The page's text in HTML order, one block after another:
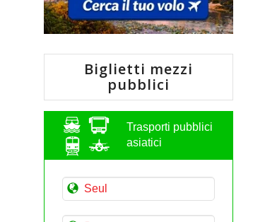
Biglietti mezzi
pubblici
Trasporti pubblici
asiatici